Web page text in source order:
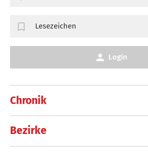
Chronik
Bezirke
Lesezeichen
Login